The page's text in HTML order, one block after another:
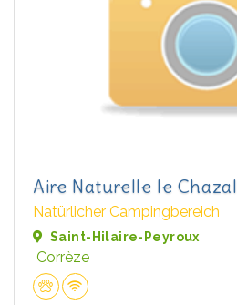
Aire Naturelle le Chazal
Natürlicher Campingbereich
Saint-Hilaire-Peyroux
Corrèze